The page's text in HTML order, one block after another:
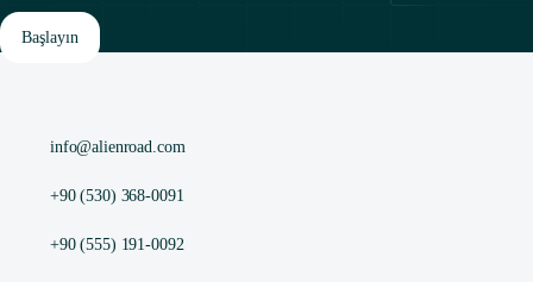
Başlayın
info@alienroad.com
+90 (530) 368-0091
+90 (555) 191-0092